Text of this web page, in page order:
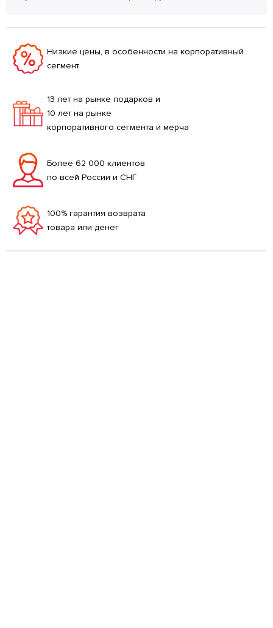
Низкие цены, в особенности на корпоративный
сегмент
13 лет на рынке подарков и
10 лет на рынке
корпоративного сегмента и мерча
Более 62 000 клиентов
по всей России и СНГ
100% гарантия возврата
товара или денег